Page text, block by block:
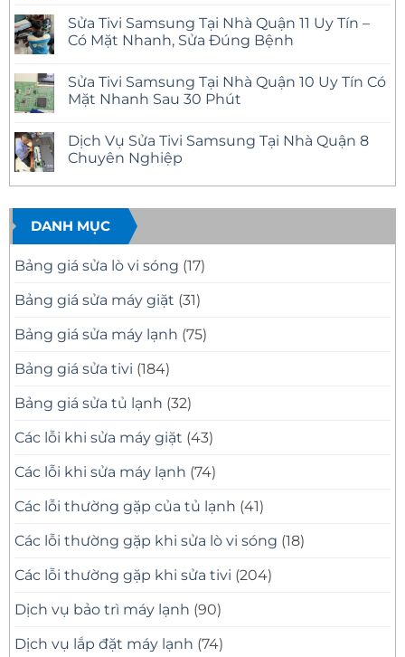
Phường
Bình
Trị
Tín
–
Có
Tại
Nhà
bình
luận
ở
Samsung
Tại
Nhà
Uy
Tín
–
Mặt
Báo
Giá
Minh
Bạch
Sửa Tivi Samsung Tại Nhà Quận 11 Uy Tín –
Có Mặt Nhanh, Sửa Đúng Bệnh
bình
luận
ở
Samsung
Tại
Nhà
11
Tín
–
Có
Mặt
Nhanh,
Sửa
Bệnh
Sửa Tivi Samsung Tại Nhà Quận 10 Uy Tín Có
Mặt Nhanh Sau 30 Phút
bình
luận
ở
Tivi
Tại
Nhà
Quận
10
Uy
Tín
Mặt
Nhanh
30
Phút
Dịch Vụ Sửa Tivi Samsung Tại Nhà Quận 8
Chuyên Nghiệp
có
luận
ở
Dịch
Vụ
Sửa
Tivi
Tại
Nhà
8
Chuyên
DANH MỤC
Bảng giá sửa lò vi sóng (17)
Bảng giá sửa máy giặt (31)
Bảng giá sửa máy lạnh (75)
Bảng giá sửa tivi (184)
Bảng giá sửa tủ lạnh (32)
Các lỗi khi sửa máy giặt (43)
Các lỗi khi sửa máy lạnh (74)
Các lỗi thường gặp của tủ lạnh (41)
Các lỗi thường gặp khi sửa lò vi sóng (18)
Các lỗi thường gặp khi sửa tivi (204)
Dịch vụ bảo trì máy lạnh (90)
Dịch vụ lắp đặt máy lạnh (74)